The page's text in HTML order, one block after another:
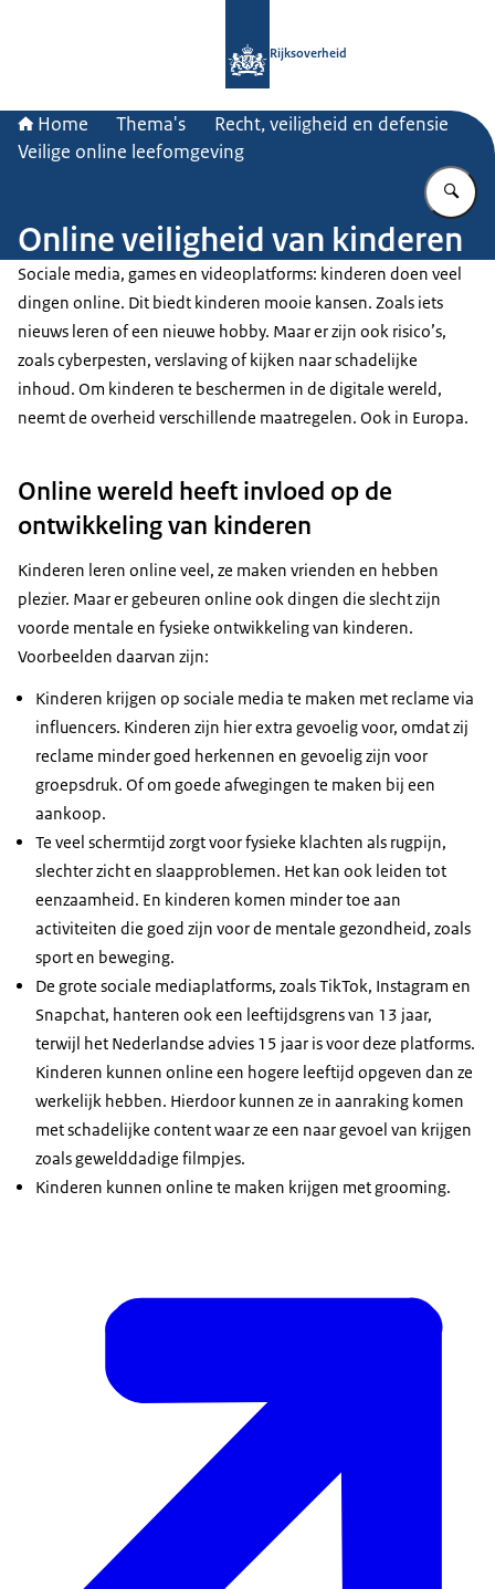
Rijksoverheid
Home Thema's
Recht, veiligheid en defensie
Veilige online leefomgeving
Online veiligheid van kinderen
Sociale media, games en videoplatforms: kinderen doen veel
dingen online. Dit biedt kinderen mooie kansen. Zoals iets
nieuws leren of een nieuwe hobby. Maar er zijn ook risico’s,
zoals cyberpesten, verslaving of kijken naar schadelijke
inhoud. Om kinderen te beschermen in de digitale wereld,
neemt de overheid verschillende maatregelen. Ook in Europa.
Online wereld heeft invloed op de
ontwikkeling van kinderen
Kinderen leren online veel, ze maken vrienden en hebben
plezier. Maar er gebeuren online ook dingen die slecht zijn
voorde mentale en fysieke ontwikkeling van kinderen.
Voorbeelden daarvan zijn:
Kinderen krijgen op sociale media te maken met reclame via
influencers. Kinderen zijn hier extra gevoelig voor, omdat zij
reclame minder goed herkennen en gevoelig zijn voor
groepsdruk. Of om goede afwegingen te maken bij een
aankoop.
Te veel schermtijd zorgt voor fysieke klachten als rugpijn,
slechter zicht en slaapproblemen. Het kan ook leiden tot
eenzaamheid. En kinderen komen minder toe aan
activiteiten die goed zijn voor de mentale gezondheid, zoals
sport en beweging.
De grote sociale mediaplatforms, zoals TikTok, Instagram en
Snapchat, hanteren ook een leeftijdsgrens van 13 jaar,
terwijl het Nederlandse advies 15 jaar is voor deze platforms.
Kinderen kunnen online een hogere leeftijd opgeven dan ze
werkelijk hebben. Hierdoor kunnen ze in aanraking komen
met schadelijke content waar ze een naar gevoel van krijgen
zoals gewelddadige filmpjes.
Kinderen kunnen online te maken krijgen met grooming.